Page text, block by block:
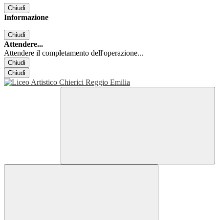
Chiudi
Informazione
Chiudi
Attendere...
Attendere il completamento dell'operazione...
Chiudi
Chiudi